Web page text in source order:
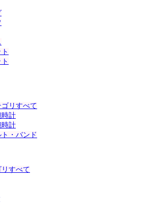
リすべて
時計
時計
・バンド
すべて